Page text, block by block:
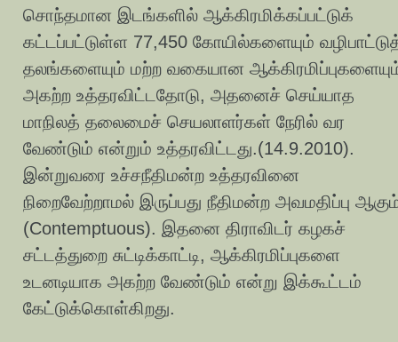
சொந்தமான இடங்களில் ஆக்கிரமிக்கப்பட்டுக்
கட்டப்பட்டுள்ள 77,450 கோயில்களையும்
தலங்களையும் மற்ற வகையான
அகற்ற உத்தரவிட்டதோடு, அதனைச் செய்யாத
மாநிலத் தலைமைச் செயலாளர்கள் நேரில் வர
வேண்டும் என்றும் உத்தரவிட்டது.(14.9.2010).
இன்றுவரை உச்சநீதிமன்ற உத்தரவினை
நிறைவேற்றாமல் இருப்பது நீதிமன்ற அவமதிப்பு
(Contemptuous). இதனை திராவிடர் கழகச்
சட்டத்துறை சுட்டிக்காட்டி, ஆக்கிரமிப்புகளை
உடனடியாக அகற்ற வேண்டும் என்று இக்கூட்டம்
கேட்டுக்கொள்கிறது.